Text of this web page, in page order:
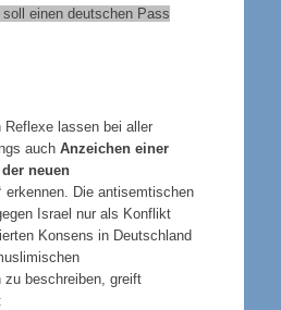
einen deutschen Pass
Reflexe lassen bei aller
auch Anzeichen einer
neuen
erkennen. Die antisemtischen
Israel nur als Konflikt
Konsens in Deutschland
zu beschreiben, greift